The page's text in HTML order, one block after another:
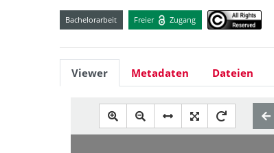
Bachelorarbeit Freier Zugang
Viewer Metadaten Dateien